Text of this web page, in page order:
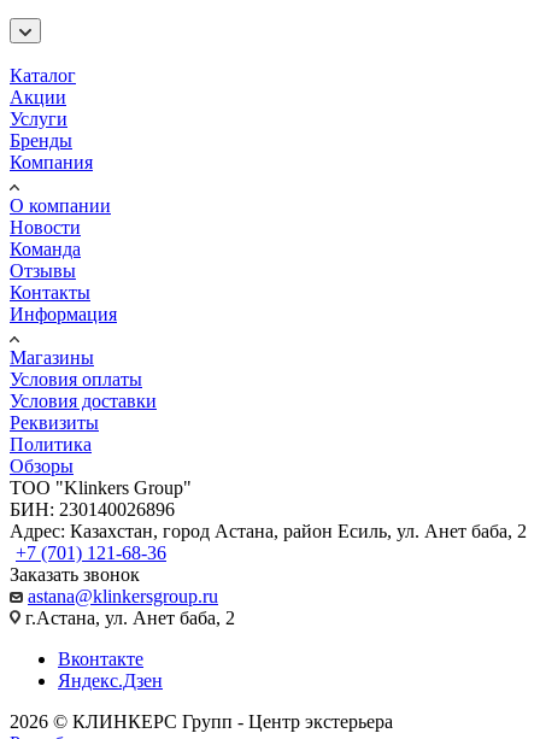
Каталог
Акции
Услуги
Бренды
Компания
О компании
Новости
Команда
Отзывы
Контакты
Информация
Магазины
Условия оплаты
Условия доставки
Реквизиты
Политика
Обзоры
TOO "Klinkers Group"
БИН: 230140026896
Адрес: Казахстан, город Астана, район Есиль, ул. Анет баба, 2
+7 (701) 121-68-36
Заказать звонок
astana@klinkersgroup.ru
г.Астана, ул. Анет баба, 2
Вконтакте
Яндекс.Дзен
2026 © КЛИНКЕРС Групп - Центр экстерьера